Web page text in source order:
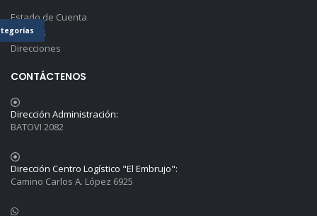
Estado de Cuenta
Detalles
Direcciones
CONTÁCTENOS
Dirección Administración:
BATOVI 2082
Dirección Centro Logístico "El Embrujo":
Camino Carlos A. López 6925